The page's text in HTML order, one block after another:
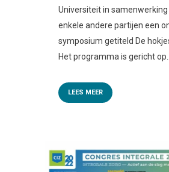
Universiteit in
enkele andere partijen een
symposium getiteld De
Het programma is gericht
LEES MEER